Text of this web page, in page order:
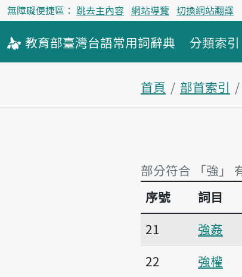
無障礙便捷區： 跳去主內容 網站導覽 切換網站翻譯
教育部臺灣台語常用詞辭典 分類索引
首頁 部首索引
部分符合 「強」
部分符合 「強」
序號 詞目
21
強姦
22
強權